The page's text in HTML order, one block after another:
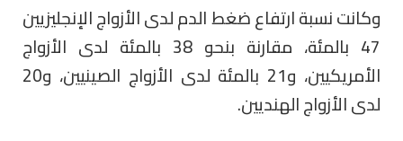
وكانت نسبة ارتفاع ضغط الدم لدى الأزواج الإنجليزيين
47 بالمئة، مقارنة بنحو 38 بالمئة لدى الأزواج
الأمريكيين، و21 بالمئة لدى الأزواج الصينيين، و20
لدى الأزواج الهنديين.